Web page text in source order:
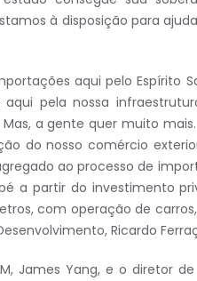
à disposição para
aqui pelo Espírito
pela nossa
a gente quer muito
do nosso comércio
ao processo de
a partir do investimento
com operação de
Ricardo
James Yang, e o diretor